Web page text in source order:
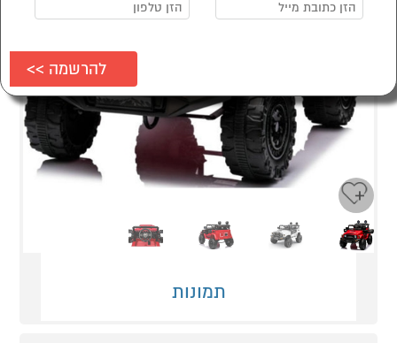
Previous
Next
תמונות